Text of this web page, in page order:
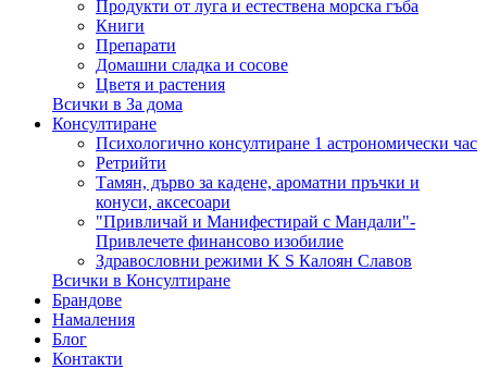
Продукти от луга и естествена морска гъба
Книги
Препарати
Домашни сладка и сосове
Цветя и растения
Всички в За дома
Консултиране
Психологично консултиране 1 астрономически час
Ретрийти
Тамян, дърво за кадене, ароматни пръчки и
конуси, аксесоари
"Привличай и Манифестирай с Мандали"-
Привлечете финансово изобилие
Здравословни режими K S Калоян Славов
Всички в Консултиране
Брандове
Намаления
Блог
Контакти